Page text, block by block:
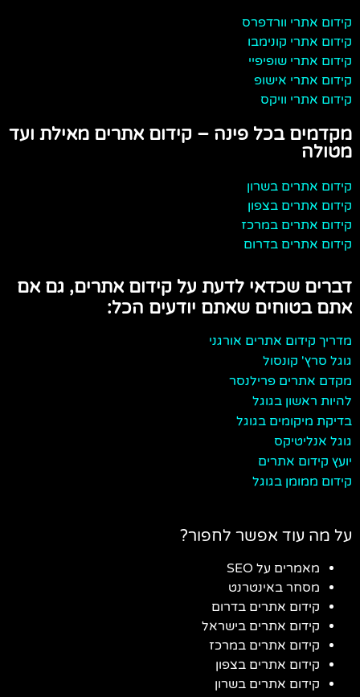
קידום אתרי וורדפרס
קידום אתרי קונימבו
קידום אתרי שופיפיי
קידום אתרי אישופ
קידום אתרי וויקס
מקדמים בכל פינה – קידום אתרים מאילת ועד
מטולה
קידום אתרים בשרון
קידום אתרים בצפון
קידום אתרים במרכז
קידום אתרים בדרום
דברים שכדאי לדעת על קידום אתרים, גם אם
אתם בטוחים שאתם יודעים הכל:
מדריך קידום אתרים אורגני
גוגל סרץ' קונסול
מקדם אתרים פרילנסר
להיות ראשון בגוגל
בדיקת מיקומים בגוגל
גוגל אנליטיקס
יועץ קידום אתרים
קידום ממומן בגוגל
על מה עוד אפשר לחפור?
מאמרים על SEO
מסחר באינטרנט
קידום אתרים בדרום
קידום אתרים בישראל
קידום אתרים במרכז
קידום אתרים בצפון
קידום אתרים בשרון